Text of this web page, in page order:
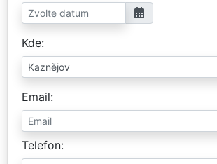
Kde
Email
Telefon